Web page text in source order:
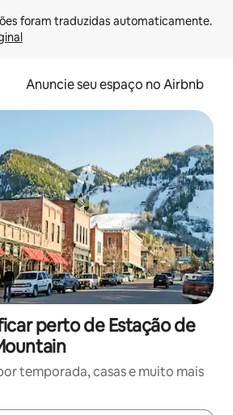
Anuncie seu espaço no Airbnb
perto de Estação de
temporada, casas e muito mais